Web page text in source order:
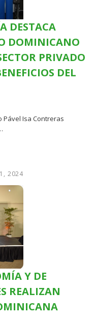
DESTACA
DOMINICANO
PRIVADO
DEL
Pável Isa Contreras
2024
Y DE
REALIZAN